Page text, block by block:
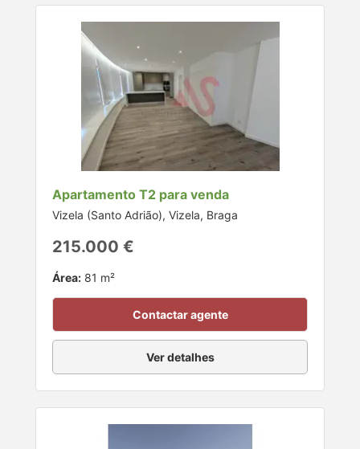
Apartamento T2 para venda
Vizela (Santo Adrião), Vizela, Braga
215.000 €
Área: 81 m²
Contactar agente
Ver detalhes